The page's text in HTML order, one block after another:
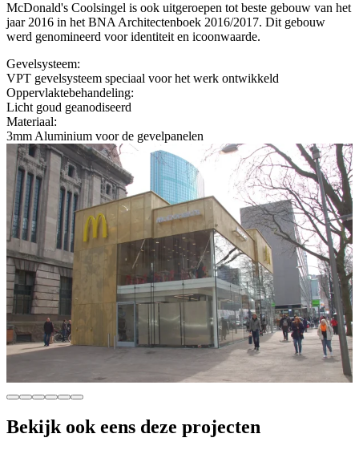
McDonald's Coolsingel is ook uitgeroepen tot beste gebouw van het
jaar 2016 in het BNA Architectenboek 2016/2017. Dit gebouw
werd genomineerd voor identiteit en icoonwaarde.
Gevelsysteem:
VPT gevelsysteem speciaal voor het werk ontwikkeld
Oppervlaktebehandeling:
Licht goud geanodiseerd
Materiaal:
3mm Aluminium voor de gevelpanelen
Bekijk ook eens deze projecten